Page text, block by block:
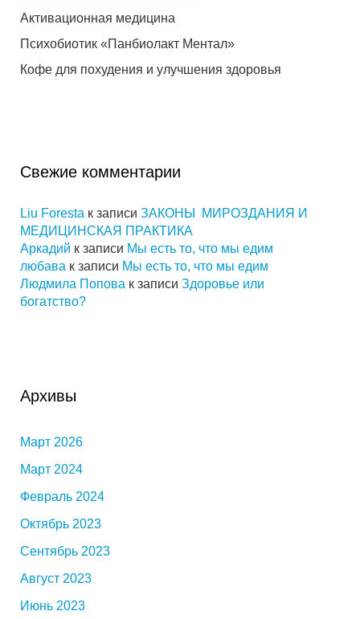
Активационная медицина
Психобиотик «Панбиолакт Ментал»
Кофе для похудения и улучшения здоровья
Свежие комментарии
Liu Foresta к записи ЗАКОНЫ МИРОЗДАНИЯ И
МЕДИЦИНСКАЯ ПРАКТИКА
Аркадий к записи Мы есть то, что мы едим
любава к записи Мы есть то, что мы едим
Людмила Попова к записи Здоровье или
богатство?
Архивы
Март 2026
Март 2024
Февраль 2024
Октябрь 2023
Сентябрь 2023
Август 2023
Июнь 2023